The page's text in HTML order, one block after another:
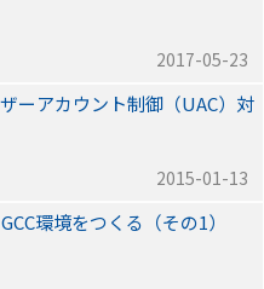
2017-05-23
ーアカウント制御（UAC）対
2015-01-13
環境をつくる（その1）